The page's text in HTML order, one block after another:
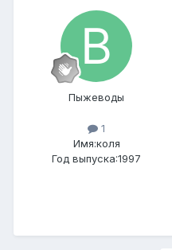
Пыжеводы
1
Имя:коля
Год выпуска:1997